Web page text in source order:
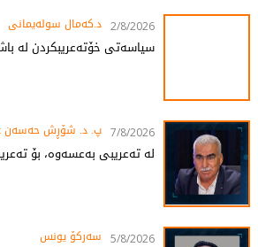
2/8/2026 د.کەمال سولەیمانی
سیاسەتی خۆتەعریبکردن لە
7/8/2026 پ. د. شۆڕش حەسەن
لە تەعریبی بەعسەوە، بۆ
5/8/2026 سەرکۆ یونس